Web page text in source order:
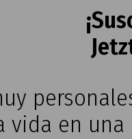
vida en